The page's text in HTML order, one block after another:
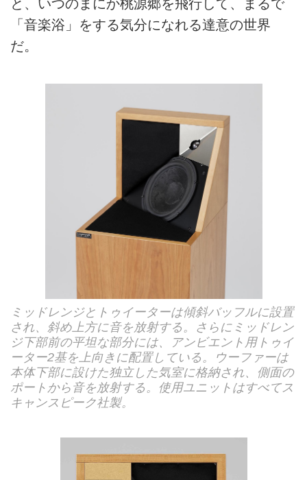
と、いつのまにか桃源郷を飛行して、まるで
「音楽浴」をする気分になれる達意の世界
だ。
ミッドレンジとトゥイーターは傾斜バッフルに設置
され、斜め上方に音を放射する。さらにミッドレン
ジ下部前の平坦な部分には、アンビエント用トゥイ
ーター2基を上向きに配置している。ウーファーは
本体下部に設けた独立した気室に格納され、側面の
ポートから音を放射する。使用ユニットはすべてス
キャンスピーク社製。